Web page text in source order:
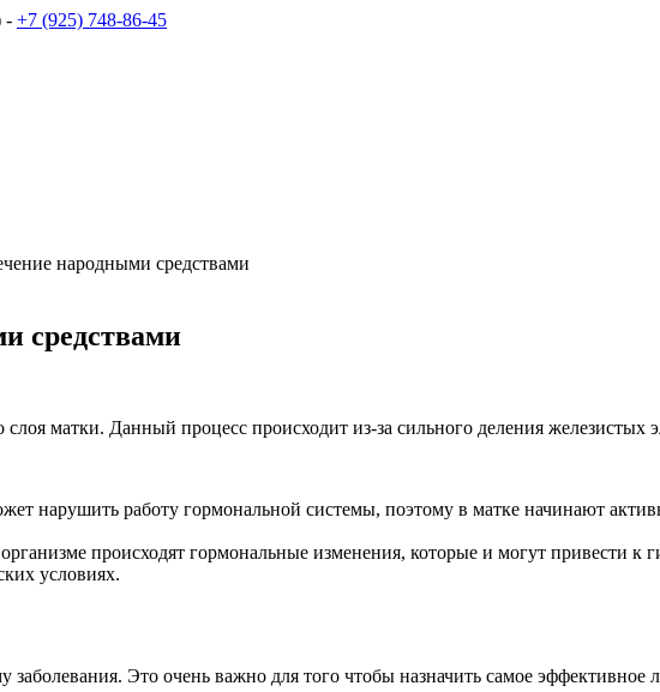
- +7 (925) 748-86-45
народными средствами
средствами
матки. Данный процесс происходит из-за сильного деления железистых
нарушить работу гормональной системы, поэтому в матке начинают
происходят гормональные изменения, которые и могут привести к
условиях.
Это очень важно для того чтобы назначить самое эффективное